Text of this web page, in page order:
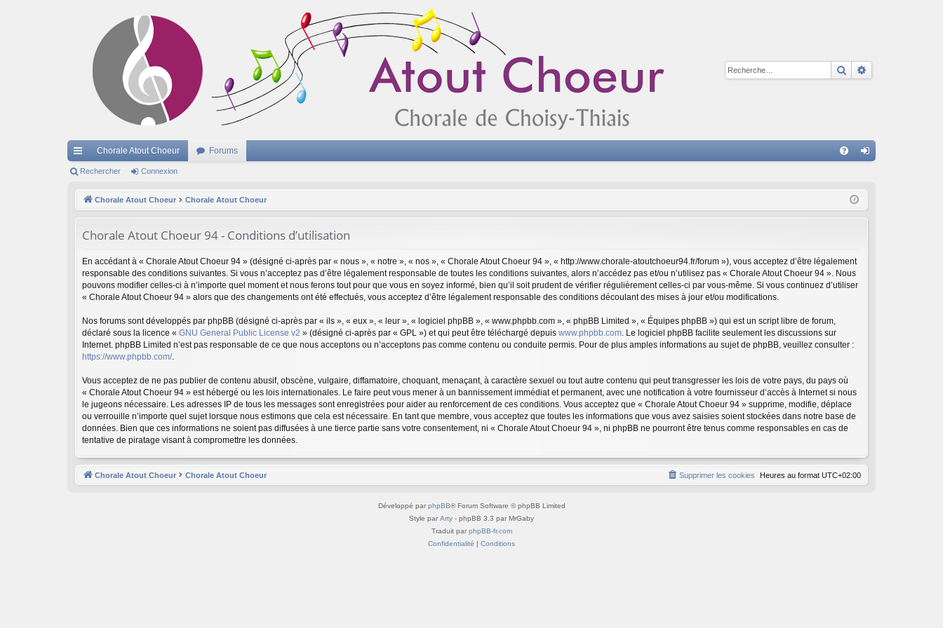
Rechercher
cc
Chorale Atout Choeur Forums
ne
Rechercher Connexion
Chorale Atout Choeur Chorale Atout Choeur
Chorale Atout Choeur 94 - Conditions d’utilisation
En accédant à « Chorale Atout Choeur 94 » (désigné ci-après par « nous », « notre », « nos », « Chorale Atout Choeur 94 », « http://www.chorale-atoutchoeur94.fr/forum »), vous acceptez d’être légalement
responsable des conditions suivantes. Si vous n’acceptez pas d’être légalement responsable de toutes les conditions suivantes, alors n’accédez pas et/ou n’utilisez pas « Chorale Atout Choeur 94 ». Nous
pouvons modifier celles-ci à n’importe quel moment et nous ferons tout pour que vous en soyez informé, bien qu’il soit prudent de vérifier régulièrement celles-ci par vous-même. Si vous continuez d’utiliser
« Chorale Atout Choeur 94 » alors que des changements ont été effectués, vous acceptez d’être légalement responsable des conditions découlant des mises à jour et/ou modifications.
Nos forums sont développés par phpBB (désigné ci-après par « ils », « eux », « leur », « logiciel phpBB », « www.phpbb.com », « phpBB Limited », « Équipes phpBB ») qui est un script libre de forum,
déclaré sous la licence « GNU General Public License v2 » (désigné ci-après par « GPL ») et qui peut être téléchargé depuis www.phpbb.com . Le logiciel phpBB facilite seulement les discussions sur
Internet. phpBB Limited n’est pas responsable de ce que nous acceptons ou n’acceptons pas comme contenu ou conduite permis. Pour de plus amples informations au sujet de phpBB, veuillez consulter :
https://www.phpbb.com/.
Vous acceptez de ne pas publier de contenu abusif, obscène, vulgaire, diffamatoire, choquant, menaçant, à caractère sexuel ou tout autre contenu qui peut transgresser les lois de votre pays, du pays où
« Chorale Atout Choeur 94 » est hébergé ou les lois internationales. Le faire peut vous mener à un bannissement immédiat et permanent, avec une notification à votre fournisseur d’accès à Internet si nous
le jugeons nécessaire. Les adresses IP de tous les messages sont enregistrées pour aider au renforcement de ces conditions. Vous acceptez que « Chorale Atout Choeur 94 » supprime, modifie, déplace
ou verrouille n’importe quel sujet lorsque nous estimons que cela est nécessaire. En tant que membre, vous acceptez que toutes les informations que vous avez saisies soient stockées dans notre base de
données. Bien que ces informations ne soient pas diffusées à une tierce partie sans votre consentement, ni « Chorale Atout Choeur 94 », ni phpBB ne pourront être tenus comme responsables en cas de
tentative de piratage visant à compromettre les données.
Chorale Atout Choeur Chorale Atout Choeur Heures au format UTC+02:00
Supprimer les cookies
Développé par phpBB® Forum Software © phpBB Limited
Style par Arty - phpBB 3.3 par MrGaby
Traduit par phpBB-fr.com
Confidentialité | Conditions